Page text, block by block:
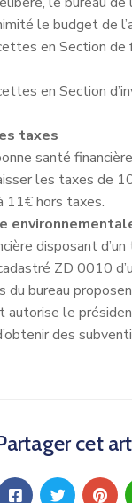
le budget de
en Section de
en Section
taxes
santé
les taxes de
11€ hors taxes.
disposant
ZD 0010
du bureau
autorise le
des
cet